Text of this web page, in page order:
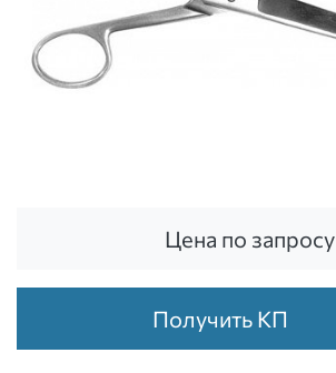
Цена по запросу
Получить КП